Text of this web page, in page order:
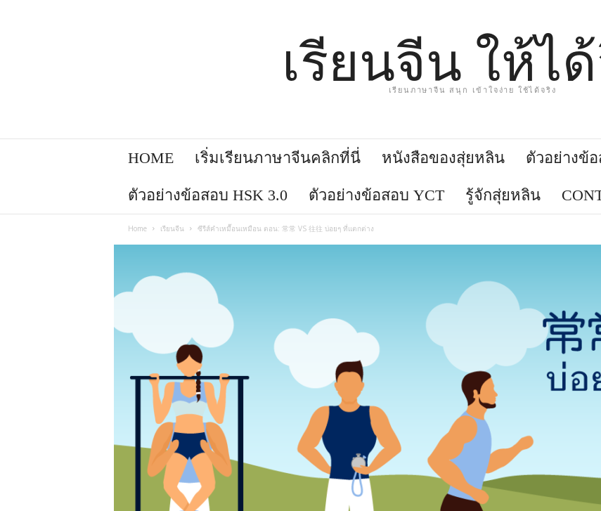
เรียนจีน ให้ไ
เรียนภาษาจีน สนุก เข้าใจง่าย ใช้ได้จริง
HOME เริ่มเรียนภาษาจีนคลิกที่นี่ หนังสือของสุ่ยหลิน ตัวอย่างข้
ตัวอย่างข้อสอบ HSK 3.0 ตัวอย่างข้อสอบ YCT รู้จักสุ่ยหลิน
Home เรียนจีน ซีรีส์คำเหมื๊อนเหมือน ตอน: 常常 VS 往往 บ่อยๆ ที่แตกต่าง